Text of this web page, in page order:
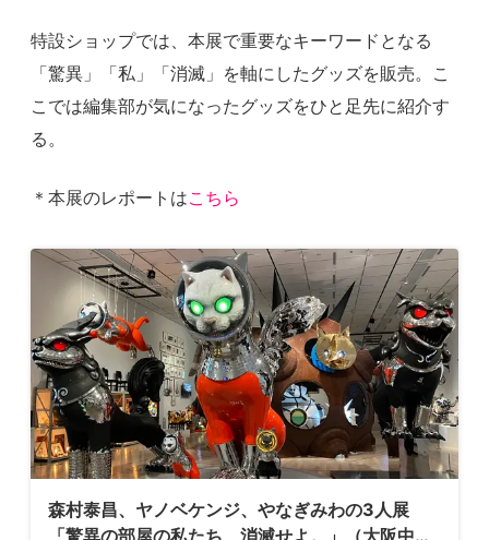
特設ショップでは、本展で重要なキーワードとなる
「驚異」「私」「消滅」を軸にしたグッズを販売。こ
こでは編集部が気になったグッズをひと足先に紹介す
る。
＊本展のレポートはこちら
森村泰昌、ヤノベケンジ、やなぎみわの3人展
「驚異の部屋の私たち、消滅せよ。」（大阪中之